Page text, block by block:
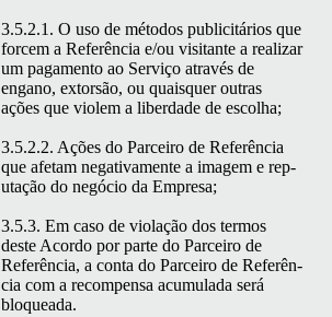
3.5.2.1. O uso de méto­dos pub­lic­itários que
forcem a Refer­ên­cia e/ou vis­i­tante a realizar
um paga­men­to ao Serviço através de
engano, extorsão, ou quais­quer out­ras
ações que vio­lem a liber­dade de escolha;
3.5.2.2. Ações do Par­ceiro de Refer­ên­cia
que afe­tam neg­a­ti­va­mente a imagem e rep­
utação do negó­cio da Empresa;
3.5.3. Em caso de vio­lação dos ter­mos
deste Acor­do por parte do Par­ceiro de
Refer­ên­cia, a con­ta do Par­ceiro de Refer­ên­
cia com a rec­om­pen­sa acu­mu­la­da será
bloqueada.